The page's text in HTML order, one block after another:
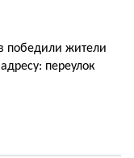
победили жители
переулок